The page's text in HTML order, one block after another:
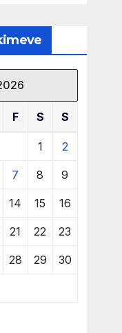
F S S
1 2
7 8 9
14 15 16
21 22 23
28 29 30